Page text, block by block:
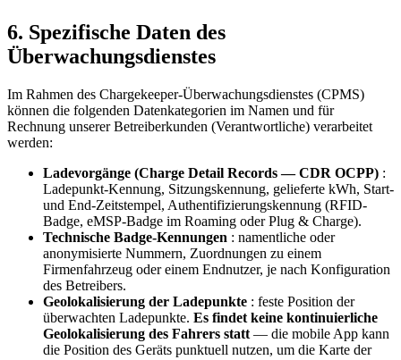
6. Spezifische Daten des
Überwachungsdienstes
Im Rahmen des Chargekeeper-Überwachungsdienstes (CPMS)
können die folgenden Datenkategorien im Namen und für
Rechnung unserer Betreiberkunden (Verantwortliche) verarbeitet
werden:
Ladevorgänge (Charge Detail Records — CDR OCPP) :
Ladepunkt-Kennung, Sitzungskennung, gelieferte kWh, Start-
und End-Zeitstempel, Authentifizierungskennung (RFID-
Badge, eMSP-Badge im Roaming oder Plug & Charge).
Technische Badge-Kennungen : namentliche oder
anonymisierte Nummern, Zuordnungen zu einem
Firmenfahrzeug oder einem Endnutzer, je nach Konfiguration
des Betreibers.
Geolokalisierung der Ladepunkte : feste Position der
überwachten Ladepunkte. Es findet keine kontinuierliche
Geolokalisierung des Fahrers statt — die mobile App kann
die Position des Geräts punktuell nutzen, um die Karte der